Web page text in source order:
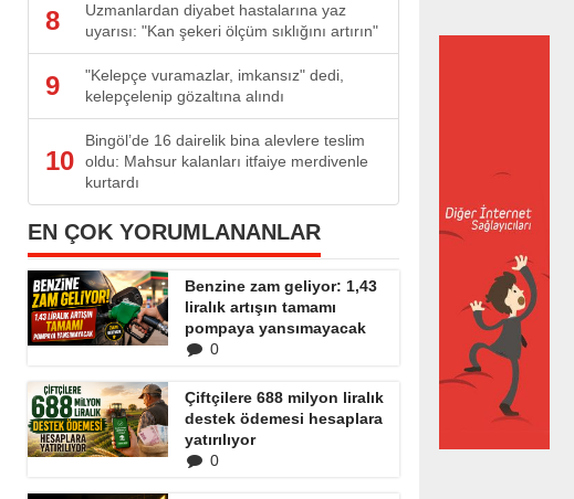
8
Uzmanlardan diyabet hastalarına yaz
uyarısı: "Kan şekeri ölçüm sıklığını artırın"
9
"Kelepçe vuramazlar, imkansız" dedi,
kelepçelenip gözaltına alındı
10
Bingöl’de 16 dairelik bina alevlere teslim
oldu: Mahsur kalanları itfaiye merdivenle
kurtardı
EN ÇOK YORUMLANANLAR
Benzine zam geliyor: 1,43
liralık artışın tamamı
pompaya yansımayacak
0
Çiftçilere 688 milyon liralık
destek ödemesi hesaplara
yatırılıyor
0